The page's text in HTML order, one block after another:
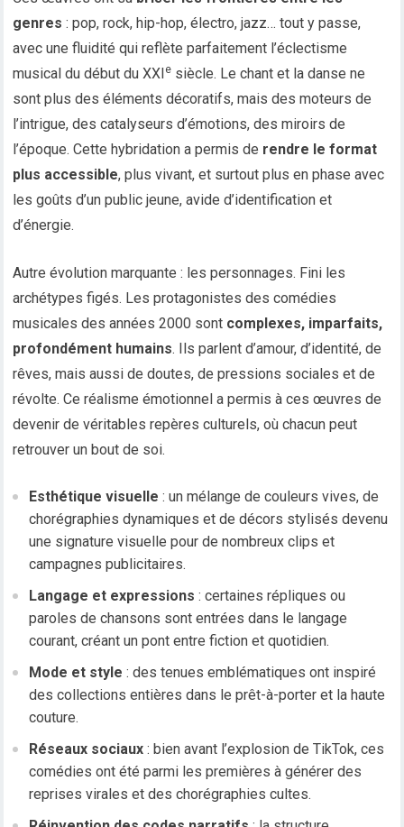
genres : pop, rock, hip-hop, électro, jazz… tout y passe,
avec une fluidité qui reflète parfaitement l’éclectisme
musical du début du XXI e siècle. Le chant et la danse ne
sont plus des éléments décoratifs, mais des moteurs de
l’intrigue, des catalyseurs d’émotions, des miroirs de
l’époque. Cette hybridation a permis de rendre le format
plus accessible, plus vivant, et surtout plus en phase avec
les goûts d’un public jeune, avide d’identification et
d’énergie.
Autre évolution marquante : les personnages. Fini les
archétypes figés. Les protagonistes des comédies
musicales des années 2000 sont complexes, imparfaits,
profondément humains. Ils parlent d’amour, d’identité, de
rêves, mais aussi de doutes, de pressions sociales et de
révolte. Ce réalisme émotionnel a permis à ces œuvres de
devenir de véritables repères culturels, où chacun peut
retrouver un bout de soi.
Esthétique visuelle : un mélange de couleurs vives, de
chorégraphies dynamiques et de décors stylisés devenu
une signature visuelle pour de nombreux clips et
campagnes publicitaires.
Langage et expressions : certaines répliques ou
paroles de chansons sont entrées dans le langage
courant, créant un pont entre fiction et quotidien.
Mode et style : des tenues emblématiques ont inspiré
des collections entières dans le prêt-à-porter et la haute
couture.
Réseaux sociaux : bien avant l’explosion de TikTok, ces
comédies ont été parmi les premières à générer des
reprises virales et des chorégraphies cultes.